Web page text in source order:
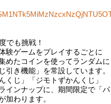
でも挑戦！
験ゲームをプレイするごとに
めたコインを使ってランダムに
引き機能」を常設しています。
くじ」「ジモトずかんくじ」
インナップに、期間限定で「パ
加わります。